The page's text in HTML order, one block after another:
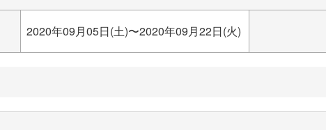
2020年09月05日(土)〜2020年09月22日(火)